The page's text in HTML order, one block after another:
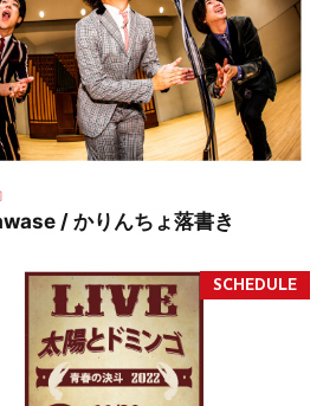
/ かりんちょ落書き